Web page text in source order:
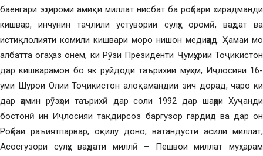
баёнгари эҳтироми амиқи миллат нисбат ба роҳбари хирадманди
кишвар, инчунин таҷлили устувории сулҳу оромӣ, ваҳдат ва
истиқлолияти комили кишвари моро нишон медиҳад. Ҳамаи мо
албатта огаҳ аз онем, ки Рӯзи Президенти Ҷумҳурии Тоҷикистон
дар кишварамон бо як руйдоди таърихии муҳим, Иҷлосияи 16-
уми Шурои Олии Тоҷикистон алоқамандии зич дорад, чаро ки
дар ҳамин рӯзҳои таърихӣ дар соли 1992 дар шаҳри Хуҷанди
бостонӣ ин Иҷлосияи тақдирсоз баргузор гардид ва дар он
Роҳбаи раъиятпарвар, оқилу доно, ватандусти асили миллат,
Асосгузори сулҳу ваҳдати миллӣ – Пешвои миллат муҳтарам